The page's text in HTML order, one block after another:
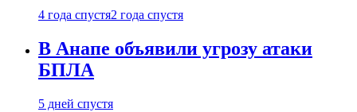
4 года спустя2 года спустя
В Анапе объявили угрозу атаки
БПЛА
5 дней спустя